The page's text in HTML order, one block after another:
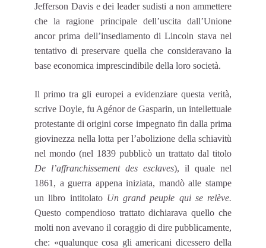
Jefferson Davis e dei leader sudisti a non ammettere
che la ragione principale dell’uscita dall’Unione
ancor prima dell’insediamento di Lincoln stava nel
tentativo di preservare quella che consideravano la
base economica imprescindibile della loro società.
Il primo tra gli europei a evidenziare questa verità,
scrive Doyle, fu Agénor de Gasparin, un intellettuale
protestante di origini corse impegnato fin dalla prima
giovinezza nella lotta per l’abolizione della schiavitù
nel mondo (nel 1839 pubblicò un trattato dal titolo
De l’affranchissement des esclaves), il quale nel
1861, a guerra appena iniziata, mandò alle stampe
un libro intitolato Un grand peuple qui se relève.
Questo compendioso trattato dichiarava quello che
molti non avevano il coraggio di dire pubblicamente,
che: «qualunque cosa gli americani dicessero della